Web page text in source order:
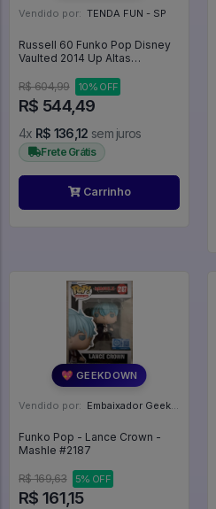
Vendido por: TENDA FUN - SP
Russell 60 Funko Pop Disney
Vaulted 2014 Up Altas
Aventuras - #60 - Funko Pop -
#60 - FUNKO POP #60
R$ 604,99 10% OFF
R$ 544,49
4x R$ 136,12 sem juros
Frete Grátis
Carrinho
💖 GEEKDOWN
Vendido por: Embaixador Geek - SP
Funko Pop - Lance Crown -
Mashle #2187
R$ 169,63 5% OFF
R$ 161,15